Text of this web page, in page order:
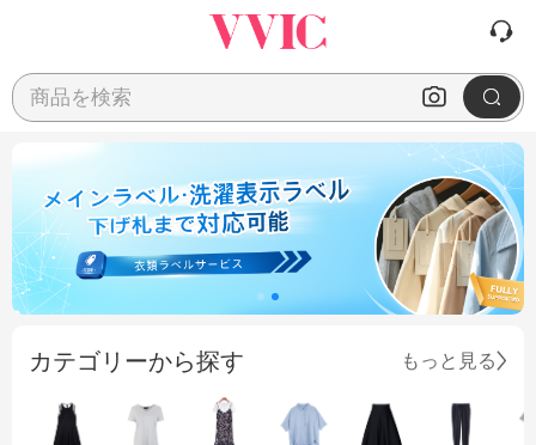
商品を検索
カテゴリーから探す もっと見る